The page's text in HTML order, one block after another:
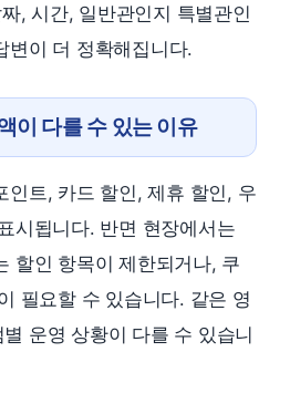
, 시간, 일반관인지 특별관인
변이 더 정확해집니다.
이 다를 수 있는 이유
인트, 카드 할인, 제휴 할인, 우
시됩니다. 반면 현장에서는
할인 항목이 제한되거나, 쿠
필요할 수 있습니다. 같은 영
운영 상황이 다를 수 있습니